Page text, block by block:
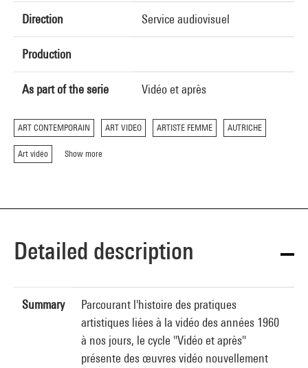
Direction Service audiovisuel
Production
As part of the serie Vidéo et après
ART CONTEMPORAIN ART VIDEO ARTISTE FEMME AUTRICHE
Art vidéo Show more
Detailed description
Summary
Parcourant l'histoire des pratiques
artistiques liées à la vidéo des années 1960
à nos jours, le cycle "Vidéo et après"
présente des œuvres vidéo nouvellement